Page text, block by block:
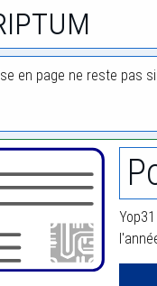
en page ne reste pas